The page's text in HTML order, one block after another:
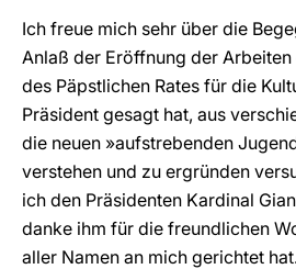
Ich freue mich sehr über die
Anlaß der Eröffnung der
des Päpstlichen Rates für die
Präsident gesagt hat, aus
die neuen »aufstrebenden
verstehen und zu ergründen
ich den Präsidenten Kardinal
danke ihm für die freundlichen
aller Namen an mich gerichtet